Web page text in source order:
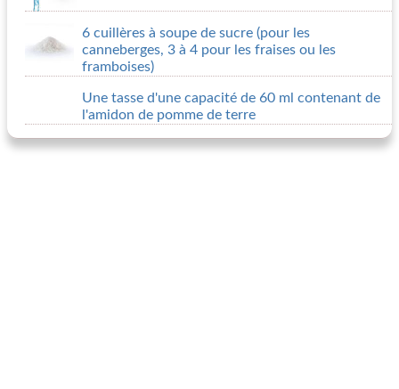
6 cuillères à soupe de sucre (pour les
canneberges, 3 à 4 pour les fraises ou les
framboises)
Une tasse d'une capacité de 60 ml contenant de
l'amidon de pomme de terre